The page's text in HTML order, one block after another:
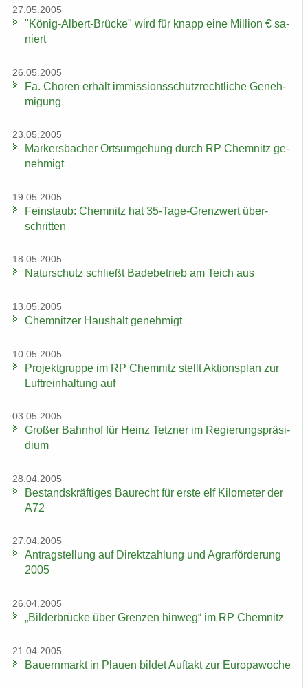
27.05.2005
"König-​Albert-Brücke" wird für knapp eine Mil­li­on € sa­
niert
26.05.2005
Fa. Cho­ren er­hält im­mis­si­ons­schutz­recht­li­che Ge­neh­
mi­gung
23.05.2005
Mar­kers­ba­cher Orts­um­ge­hung durch RP Chem­nitz ge­
neh­migt
19.05.2005
Fein­staub: Chem­nitz hat 35-​Tage-Grenzwert über­
schrit­ten
18.05.2005
Na­tur­schutz schließt Ba­de­be­trieb am Teich aus
13.05.2005
Chem­nit­zer Haus­halt ge­neh­migt
10.05.2005
Pro­jekt­grup­pe im RP Chem­nitz stellt Ak­ti­ons­plan zur
Luft­rein­hal­tung auf
03.05.2005
Gro­ßer Bahn­hof für Heinz Tetz­ner im Re­gie­rungs­prä­si­
di­um
28.04.2005
Be­stands­kräf­ti­ges Bau­recht für erste elf Ki­lo­me­ter der
A72
27.04.2005
An­trag­stel­lung auf Di­rekt­zah­lung und Agrar­för­de­rung
2005
26.04.2005
„Bil­der­brü­cke über Gren­zen hin­weg“ im RP Chem­nitz
21.04.2005
Bau­ern­markt in Plau­en bil­det Auf­takt zur Eu­ro­pa­wo­che